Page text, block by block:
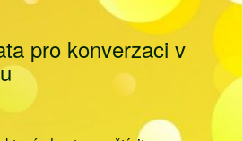
pro konverzaci v